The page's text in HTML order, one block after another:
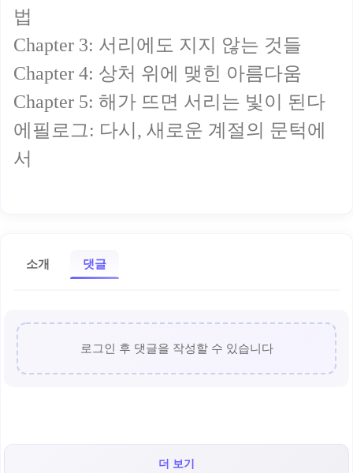
법
Chapter 3: 서리에도 지지 않는 것들
Chapter 4: 상처 위에 맺힌 아름다움
Chapter 5: 해가 뜨면 서리는 빛이 된다
에필로그: 다시, 새로운 계절의 문턱에
서
소개 댓글
로그인 후 댓글을 작성할 수 있습니다
더 보기